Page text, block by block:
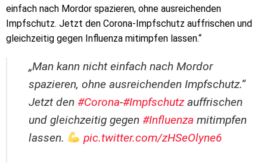
einfach nach Mordor spazieren, ohne ausreichenden
Impfschutz. Jetzt den Corona-Impfschutz auffrischen und
gleichzeitig gegen Influenza mitimpfen lassen.“
„Man kann nicht einfach nach Mordor
spazieren, ohne ausreichenden Impfschutz.“
Jetzt den #Corona-#Impfschutz auffrischen
und gleichzeitig gegen #Influenza mitimpfen
lassen.
pic.twitter.com/zHSeOlyne6